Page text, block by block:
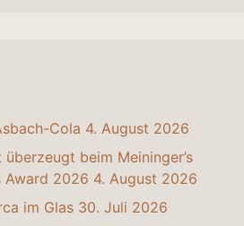
Cola 4. August 2026
überzeugt beim Meininger’s
Award 2026 4. August 2026
im Glas 30. Juli 2026